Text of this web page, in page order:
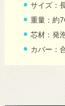
サイズ：
重量：約
芯材：発
カバー：